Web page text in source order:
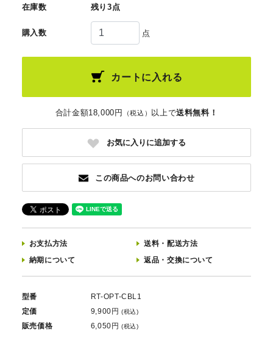
在庫数 残り3点
購入数 点
カートに入れる
合計金額18,000円 （税込） 以上で送料無料！
お気に入りに追加する
この商品へのお問い合わせ
お支払方法 送料 ・ 配送方法
納期について
返品 ・ 交換について
型番
RT-OPT-CBL1
定価
9,900円(税込)
販売価格 6,050円(税込)